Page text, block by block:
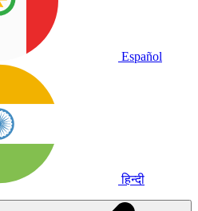
Español
हिन्दी